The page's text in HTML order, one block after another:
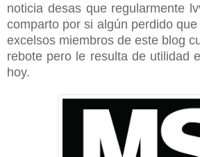
noticia desas que regularmente
comparto por si algún perdido
excelsos miembros de este blog
rebote pero le resulta de utilidad
hoy.